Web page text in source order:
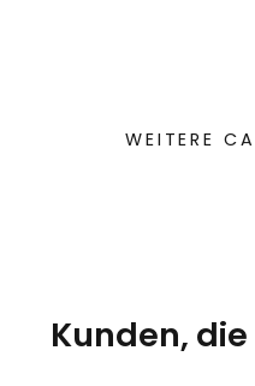
WEITERE
Kunden,